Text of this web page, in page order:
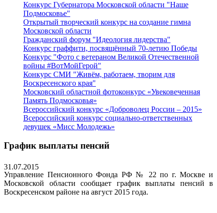
Конкурс Губернатора Московской области "Наше
Подмосковье"
Открытый творческий конкурс на создание гимна
Московской области
Гражданский форум "Идеология лидерства"
Конкурс граффити, посвящённый 70-летию Победы
Конкурс "Фото с ветераном Великой Отечественной
войны #ВотМойГерой"
Конкурс СМИ "Живём, работаем, творим для
Воскресенского края"
Московский областной фотоконкурс «Увековеченная
Память Подмосковья»
Всероссийский конкурс «Доброволец России – 2015»
Всероссийский конкурс социально-ответственных
девушек «Мисс Молодежь»
График выплаты пенсий
31.07.2015
Управление Пенсионного Фонда РФ № 22 по г. Москве и
Московской области сообщает график выплаты пенсий в
Воскресенском районе на август 2015 года.